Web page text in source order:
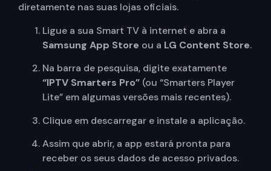
diretamente nas suas lojas oficiais.
Ligue a sua Smart TV à internet e abra a
Samsung App Store ou a LG Content Store.
Na barra de pesquisa, digite exatamente
“IPTV Smarters Pro” (ou “Smarters Player
Lite” em algumas versões mais recentes).
Clique em descarregar e instale a aplicação.
Assim que abrir, a app estará pronta para
receber os seus dados de acesso privados.